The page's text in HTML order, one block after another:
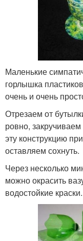
Маленькие
горлышка
очень и очень
Отрезаем от
ровно,
эту конструкцию
оставляем сохнуть.
Через несколько
можно окрасить
водостойкие краски.